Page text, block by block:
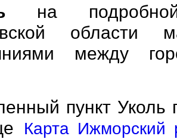
на
области
между
пункт Уколь
Карта Ижморский